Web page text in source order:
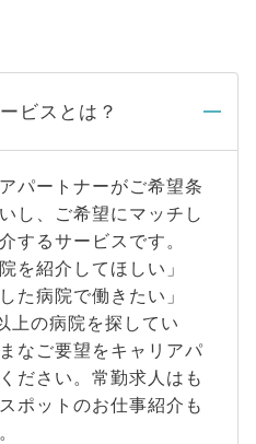
ビスとは？
パートナーがご希望条
し、ご希望にマッチし
するサービスです。
を紹介してほしい」
た病院で働きたい」
上の病院を探してい
なご要望をキャリアパ
ださい。常勤求人はも
ポットのお仕事紹介も